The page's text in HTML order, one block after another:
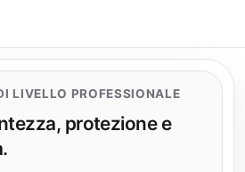
LIVELLO PROFESSIONALE
protezione e